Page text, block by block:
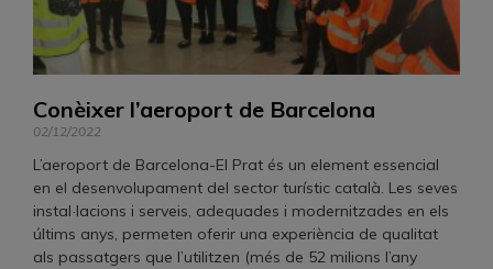
Conèixer l’aeroport de Barcelona
02/12/2022
L’aeroport de Barcelona-El Prat és un element essencial
en el desenvolupament del sector turístic català. Les seves
instal·lacions i serveis, adequades i modernitzades en els
últims anys, permeten oferir una experiència de qualitat
als passatgers que l’utilitzen (més de 52 milions l’any